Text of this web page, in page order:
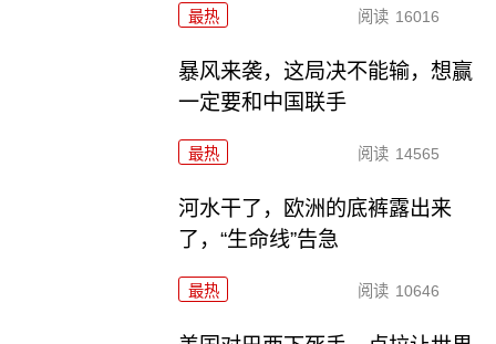
最热 阅读 16016
暴风来袭，这局决不能输，想赢
一定要和中国联手
最热 阅读 14565
河水干了，欧洲的底裤露出来
了，“生命线”告急
最热 阅读 10646